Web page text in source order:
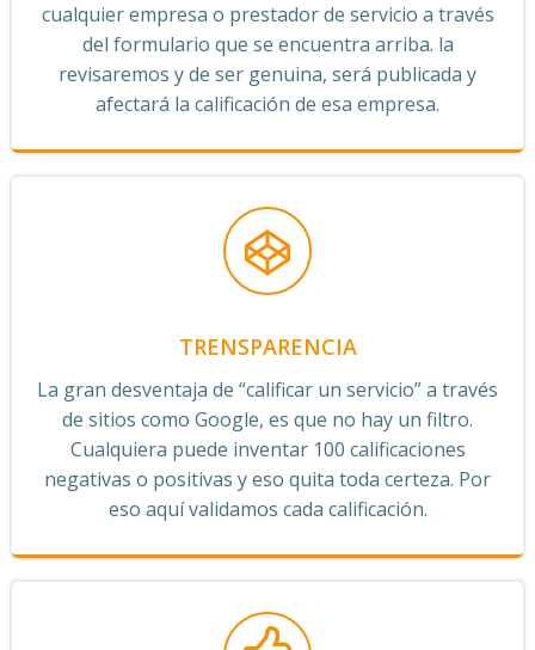
cualquier empresa o prestador de servicio a través
del formulario que se encuentra arriba. la
revisaremos y de ser genuina, será publicada y
afectará la calificación de esa empresa.
TRENSPARENCIA
La gran desventaja de “calificar un servicio” a través
de sitios como Google, es que no hay un filtro.
Cualquiera puede inventar 100 calificaciones
negativas o positivas y eso quita toda certeza. Por
eso aquí validamos cada calificación.